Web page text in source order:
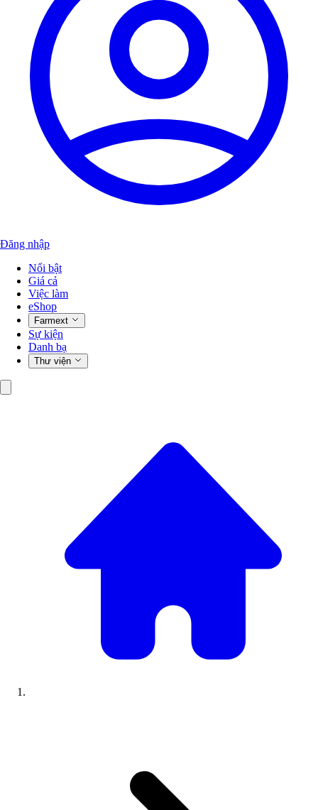
Đăng nhập
Nổi bật
Giá cả
Việc làm
eShop
Farmext
Sự kiện
Danh bạ
Thư viện